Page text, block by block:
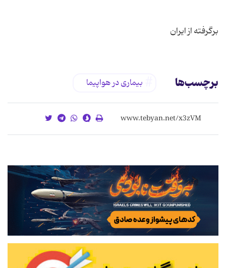
برگرفته از ایران
برچسب‌ها بیماری در هواپیما